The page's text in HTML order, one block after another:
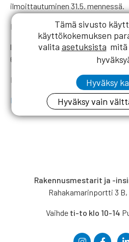
ilmoittautuminen 31.5. mennessä.
Ilmoittautuminen:https://
lisätietoa: Joakim Högström,
633 2346
Kilpailukutsu:
Kilpailukutsu RKL GOLF 2019
Rakennusmestarit ja -
Rahakamarinportti 3
Vaihde ti-to klo 10-14
Tämä sivusto
käyttökokemuksen
valita asetuksista
Hyväksy
Hyväksy vain